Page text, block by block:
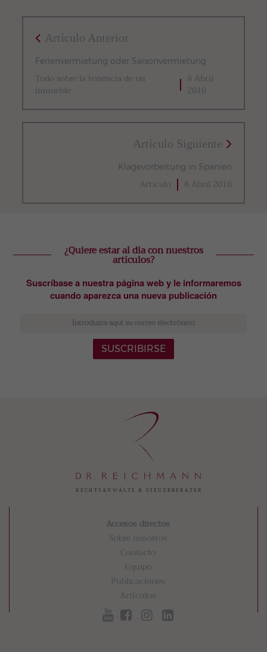
Artículo Anterior
Ferienvermietung oder Saisonvermietung
Todo sobre la tenencia de un
inmueble
8 Abril
2016
Artículo Siguiente
Klagevorbeitung in Spanien
Artículo 8 Abril 2016
¿Quiere estar al día con nuestros
artículos?
Suscríbase a nuestra página web y le informaremos
cuando aparezca una nueva publicación
SUSCRIBIRSE
Accesos directos
Sobre nosotros
Contacto
Equipo
Publicaciones
Artículos